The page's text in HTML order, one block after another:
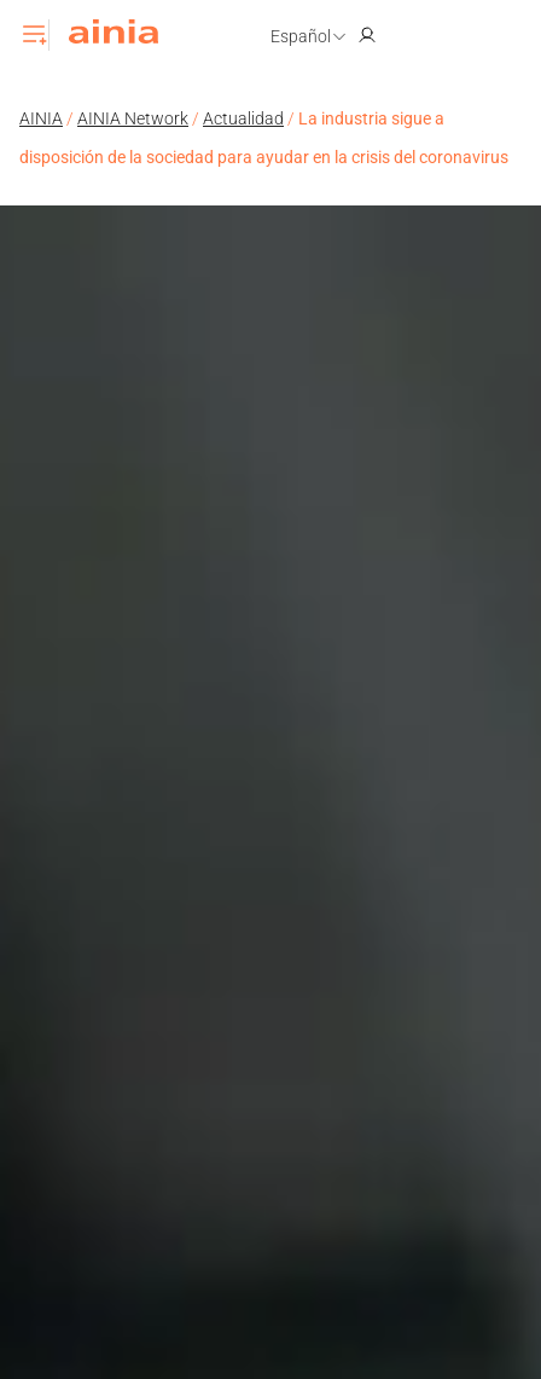
Español
AINIA / AINIA Network / Actualidad / La industria sigue a
disposición de la sociedad para ayudar en la crisis del coronavirus